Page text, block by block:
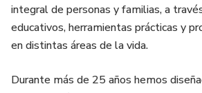
integral de personas y familias, a
educativos, herramientas prácticas y
en distintas áreas de la vida.
Durante más de 25 años hemos